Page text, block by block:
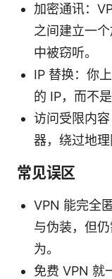
加密通讯：
之间建立一
中被窃听。
IP 替换：你
的 IP，而不
访问受限内
器，绕过地理
常见误区
VPN 能完全
与伪装，但
为。
免费 VPN 就